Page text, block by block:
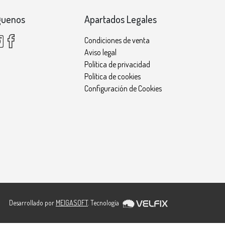
Apartados Legales
Condiciones de venta
Aviso legal
Política de privacidad
Política de cookies
Configuración de Cookies
Desarrollado por MEIGASOFT. Tecnología